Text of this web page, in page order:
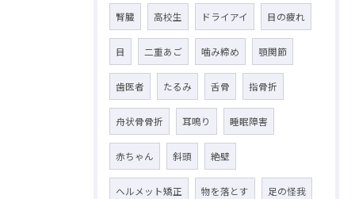
腎臓 高校生 ドライアイ 目の疲れ
目 二重あご 噛み締め 顎関節
歯医者 たるみ 舌骨 指骨折
舟状骨骨折 耳鳴り 睡眠障害
赤ちゃん 斜頭 絶壁
ヘルメット矯正 物を落とす 足の怪我